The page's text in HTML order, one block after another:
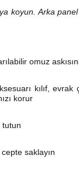
koyun. Arka
omuz
kılıf,
korur
tutun
saklayın